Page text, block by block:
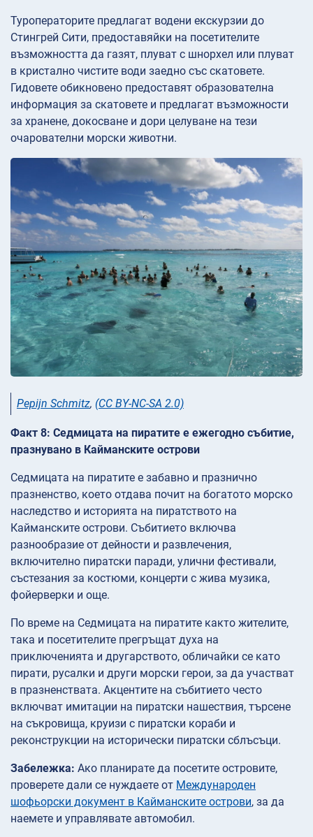
Туроператорите предлагат водени екскурзии до
Стингрей Сити, предоставяйки на посетителите
възможността да газят, плуват с шнорхел или плуват
в кристално чистите води заедно със скатовете.
Гидовете обикновено предоставят образователна
информация за скатовете и предлагат възможности
за хранене, докосване и дори целуване на тези
очарователни морски животни.
Pepijn Schmitz, (CC BY-NC-SA 2.0)
Факт 8: Седмицата на пиратите е ежегодно събитие,
празнувано в Кайманските острови
Седмицата на пиратите е забавно и празнично
празненство, което отдава почит на богатото морско
наследство и историята на пиратството на
Кайманските острови. Събитието включва
разнообразие от дейности и развлечения,
включително пиратски паради, улични фестивали,
състезания за костюми, концерти с жива музика,
фойерверки и още.
По време на Седмицата на пиратите както жителите,
така и посетителите прегръщат духа на
приключенията и другарството, обличайки се като
пирати, русалки и други морски герои, за да участват
в празненствата. Акцентите на събитието често
включват имитации на пиратски нашествия, търсене
на съкровища, круизи с пиратски кораби и
реконструкции на исторически пиратски сблъсъци.
Забележка: Ако планирате да посетите островите,
проверете дали се нуждаете от Международен
шофьорски документ в Кайманските острови, за да
наемете и управлявате автомобил.